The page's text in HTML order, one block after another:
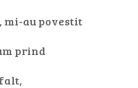
mi-au povestit
prind